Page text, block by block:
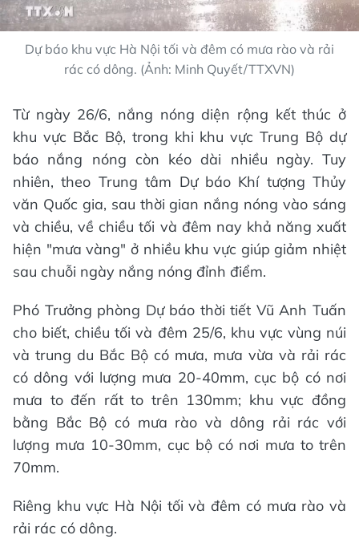
Dự báo khu vực Hà Nội tối và đêm có mưa rào và rải
rác có dông. (Ảnh: Minh Quyết/TTXVN)
Từ ngày 26/6, nắng nóng diện rộng kết thúc ở
khu vực Bắc Bộ, trong khi khu vực Trung Bộ dự
báo nắng nóng còn kéo dài nhiều ngày. Tuy
nhiên, theo Trung tâm Dự báo Khí tượng Thủy
văn Quốc gia, sau thời gian nắng nóng vào sáng
và chiều, về chiều tối và đêm nay khả năng xuất
hiện "mưa vàng" ở nhiều khu vực giúp giảm nhiệt
sau chuỗi ngày nắng nóng đỉnh điểm.
Phó Trưởng phòng Dự báo thời tiết Vũ Anh Tuấn
cho biết, chiều tối và đêm 25/6, khu vực vùng núi
và trung du Bắc Bộ có mưa, mưa vừa và rải rác
có dông với lượng mưa 20-40mm, cục bộ có nơi
mưa to đến rất to trên 130mm; khu vực đồng
bằng Bắc Bộ có mưa rào và dông rải rác với
lượng mưa 10-30mm, cục bộ có nơi mưa to trên
70mm.
Riêng khu vực Hà Nội tối và đêm có mưa rào và
rải rác có dông.